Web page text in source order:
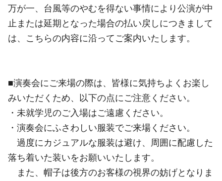
万が一、台風等のやむを得ない事情により公演が中
止または延期となった場合の払い戻しにつきまして
は、こちらの内容に沿ってご案内いたします。
■演奏会にご来場の際は、皆様に気持ちよくお楽し
みいただくため、以下の点にご注意ください。
・未就学児のご入場はご遠慮ください。
・演奏会にふさわしい服装でご来場ください。
過度にカジュアルな服装は避け、周囲に配慮した
落ち着いた装いをお願いいたします。
また、帽子は後方のお客様の視界の妨げとなりま